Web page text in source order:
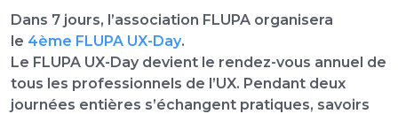
Dans 7 jours, l’association FLUPA organisera
le 4ème FLUPA UX-Day.
Le FLUPA UX-Day devient le rendez-vous annuel de
tous les professionnels de l’UX. Pendant deux
journées entières s’échangent pratiques, savoirs